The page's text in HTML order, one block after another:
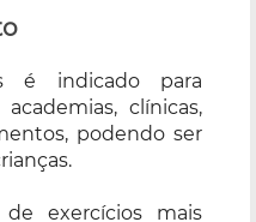
é indicado para
clínicas,
podendo ser
exercícios mais